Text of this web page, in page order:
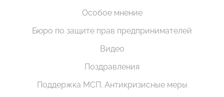
Особое мнение
Бюро по защите прав предпринимателей
Видео
Поздравления
Поддержка МСП. Антикризисные меры